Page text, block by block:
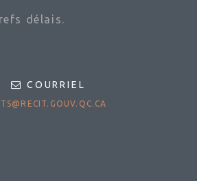
délais.
COURRIEL